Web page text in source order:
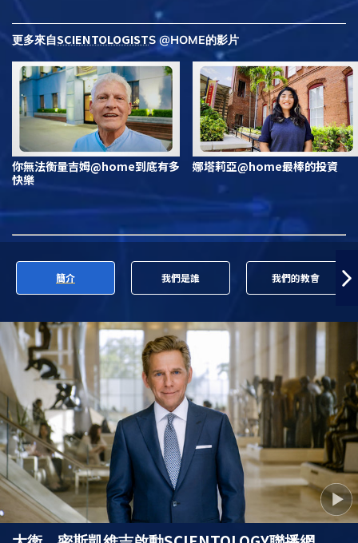
更多來自SCIENTOLOGISTS @HOME的影片
你無法衡量吉姆@home到底有多
快樂
娜塔莉亞@home最棒的投資
簡介 我們是誰 我們的教會